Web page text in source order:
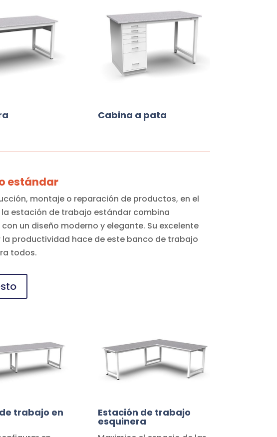
Cabina a pata
estándar
montaje o reparación de productos, en el
estación de trabajo estándar combina
un diseño moderno y elegante. Su excelente
productividad hace de este banco de trabajo
todos.
trabajo en Estación de trabajo
esquinera